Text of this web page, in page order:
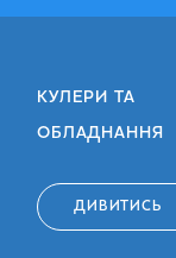
КУЛЕРИ ТА
ОБЛАДНАННЯ
ДИВИТИСЬ